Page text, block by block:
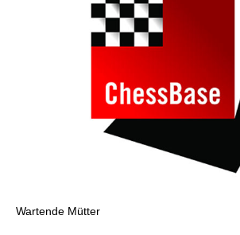
Wartende Mütter